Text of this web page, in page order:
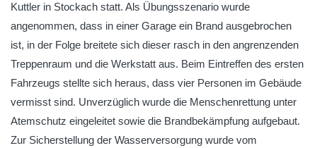
Kuttler in Stockach statt. Als Übungsszenario wurde
angenommen, dass in einer Garage ein Brand ausgebrochen
ist, in der Folge breitete sich dieser rasch in den angrenzenden
Treppenraum und die Werkstatt aus. Beim Eintreffen des ersten
Fahrzeugs stellte sich heraus, dass vier Personen im Gebäude
vermisst sind. Unverzüglich wurde die Menschenrettung unter
Atemschutz eingeleitet sowie die Brandbekämpfung aufgebaut.
Zur Sicherstellung der Wasserversorgung wurde vom